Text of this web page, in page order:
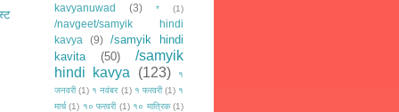
kavyanuwad
(3) * (1)
/navgeet/samyik hindi
kavya
(9)
/samyik hindi
kavita
(50)
/samyik
hindi kavya
(123)
१
जनवरी (1) १ नवंबर (1) १ फरवरी (1) १
मार्च (1) १० फरवरी (1) १० मात्रिक (1)